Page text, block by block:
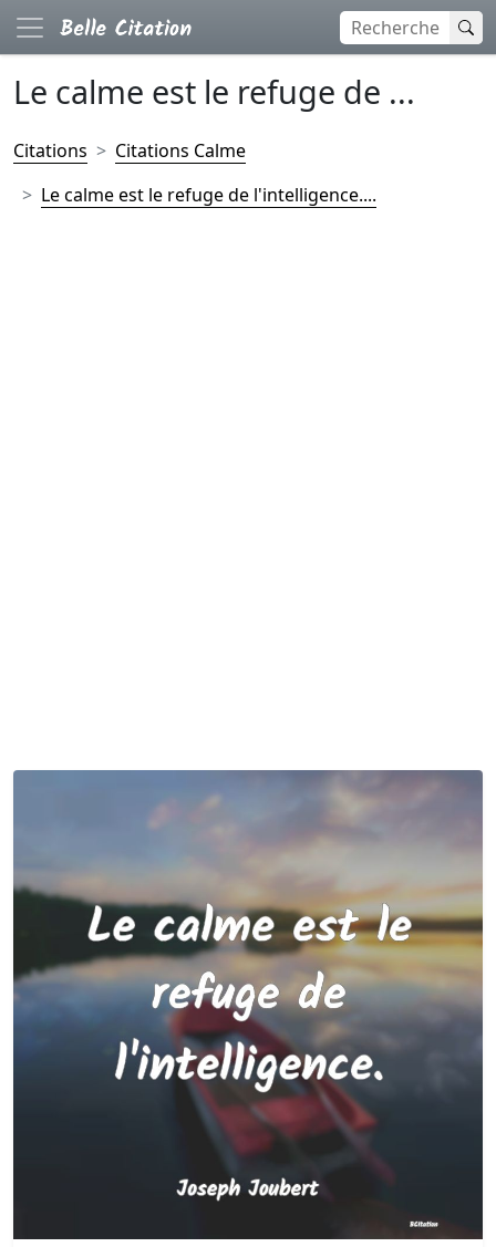
Le calme est le refuge de ...
Citations
Citations Calme
Le calme est le refuge de l'intelligence....